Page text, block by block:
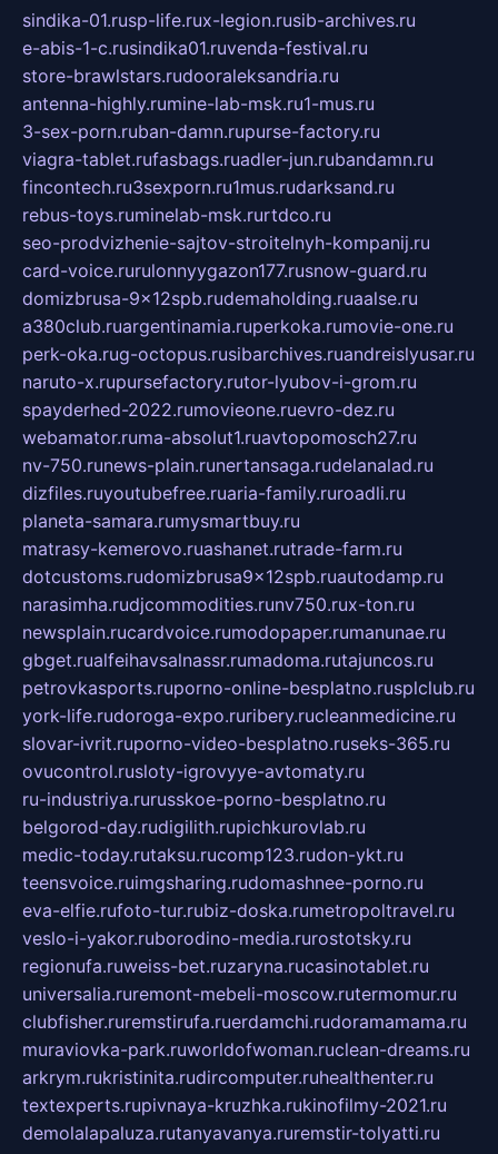
sindika-01.rusp-life.rux-legion.rusib-archives.ru
e-abis-1-c.rusindika01.ruvenda-festival.ru
store-brawlstars.rudooraleksandria.ru
antenna-highly.rumine-lab-msk.ru1-mus.ru
3-sex-porn.ruban-damn.rupurse-factory.ru
viagra-tablet.rufasbags.ruadler-jun.rubandamn.ru
fincontech.ru3sexporn.ru1mus.rudarksand.ru
rebus-toys.ruminelab-msk.rurtdco.ru
seo-prodvizhenie-sajtov-stroitelnyh-kompanij.ru
card-voice.rurulonnyygazon177.rusnow-guard.ru
domizbrusa-9x12spb.rudemaholding.ruaalse.ru
a380club.ruargentinamia.ruperkoka.rumovie-one.ru
perk-oka.rug-octopus.rusibarchives.ruandreislyusar.ru
naruto-x.rupursefactory.rutor-lyubov-i-grom.ru
spayderhed-2022.rumovieone.ruevro-dez.ru
webamator.ruma-absolut1.ruavtopomosch27.ru
nv-750.runews-plain.runertansaga.rudelanalad.ru
dizfiles.ruyoutubefree.ruaria-family.ruroadli.ru
planeta-samara.rumysmartbuy.ru
matrasy-kemerovo.ruashanet.rutrade-farm.ru
dotcustoms.rudomizbrusa9x12spb.ruautodamp.ru
narasimha.rudjcommodities.runv750.rux-ton.ru
newsplain.rucardvoice.rumodopaper.rumanunae.ru
gbget.rualfeihavsalnassr.rumadoma.rutajuncos.ru
petrovkasports.ruporno-online-besplatno.rusplclub.ru
york-life.rudoroga-expo.ruribery.rucleanmedicine.ru
slovar-ivrit.ruporno-video-besplatno.ruseks-365.ru
ovucontrol.rusloty-igrovyye-avtomaty.ru
ru-industriya.rurusskoe-porno-besplatno.ru
belgorod-day.rudigilith.rupichkurovlab.ru
medic-today.rutaksu.rucomp123.rudon-ykt.ru
teensvoice.ruimgsharing.rudomashnee-porno.ru
eva-elfie.rufoto-tur.rubiz-doska.rumetropoltravel.ru
veslo-i-yakor.ruborodino-media.rurostotsky.ru
regionufa.ruweiss-bet.ruzaryna.rucasinotablet.ru
universalia.ruremont-mebeli-moscow.rutermomur.ru
clubfisher.ruremstirufa.ruerdamchi.rudoramamama.ru
muraviovka-park.ruworldofwoman.ruclean-dreams.ru
arkrym.rukristinita.rudircomputer.ruhealthenter.ru
textexperts.rupivnaya-kruzhka.rukinofilmy-2021.ru
demolalapaluza.rutanyavanya.ruremstir-tolyatti.ru